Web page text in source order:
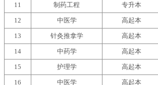
11 制药工程 专升本
12 中医学 高起本
13 针灸推拿学 高起本
14 中药学 高起本
15 护理学 高起本
16 中医学 高起本